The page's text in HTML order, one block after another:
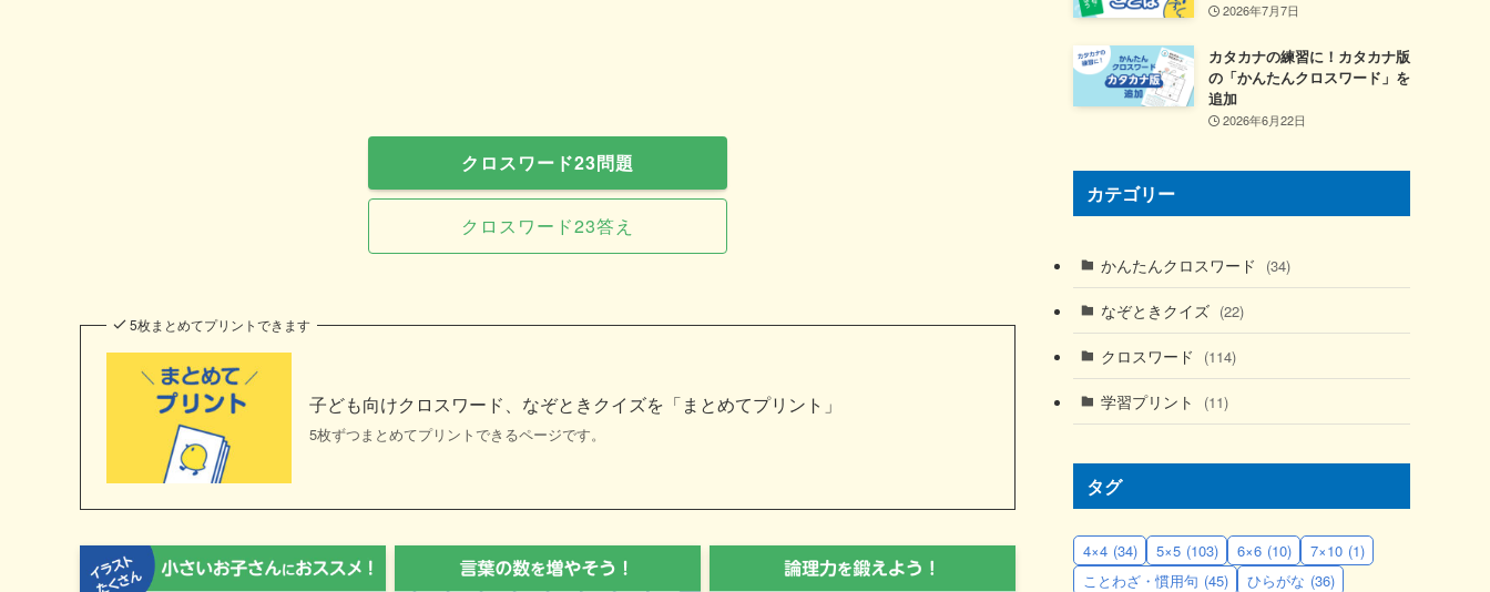
クロスワード23問題
クロスワード23答え
5枚まとめてプリントできます
子ども向けクロスワード、なぞときクイズを「まとめてプリント」
5枚ずつまとめてプリントできるページです。
2026年7月7日
カタカナの練習に！カタカナ版
の「かんたんクロスワード」を
追加
2026年6月22日
カテゴリー
かんたんクロスワード (34)
なぞときクイズ (22)
クロスワード (114)
学習プリント (11)
タグ
4×4 (34) 5×5 (103) 6×6 (10) 7×10 (1)
ことわざ・慣用句 (45) ひらがな (36)